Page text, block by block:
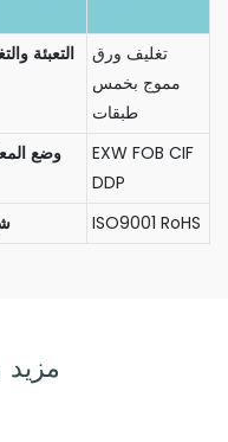
التعبئة
تغليف ورق
مموج بخمس
طبقات
وضع
EXW FOB CIF
DDP
ISO9001 RoHS
مزيد